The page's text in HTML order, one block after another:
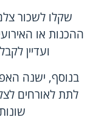
שקלו לשכור
ההכנות או
ועדיין
בנוסף, ישנה
לתת לאורחים